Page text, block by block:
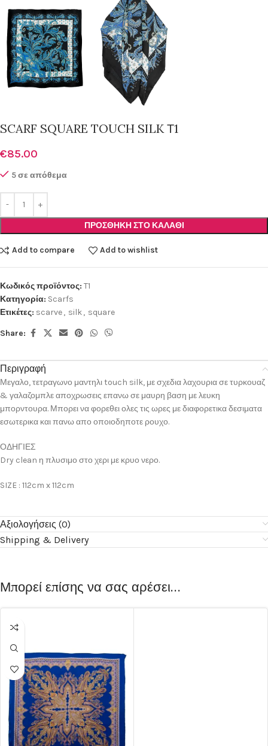
SCARF SQUARE TOUCH SILK Τ1
€85.00
5 σε απόθεμα
ΠΡΟΣΘΉΚΗ ΣΤΟ ΚΑΛΆΘΙ
Add to compare Add to wishlist
Κωδικός προϊόντος: T1
Κατηγορία: Scarfs
Ετικέτες: scarve, silk, square
Share:
Περιγραφή
Μεγαλο, τετραγωνο μαντηλι touch silk, με σχεδια λαχουρια σε τυρκουαζ
& γαλαζομπλε αποχρωσεις επανω σε μαυρη βαση με λευκη
μπορντουρα. Μπορει να φορεθει ολες τις ωρες με διαφορετικα δεσιματα
εσωτερικα και πανω απο οποιοδηποτε ρουχο.
ΟΔΗΓΙΕΣ
Dry clean η πλυσιμο στο χερι με κρυο νερο.
SIZE : 112cm x 112cm
Αξιολογήσεις (0)
Shipping & Delivery
Μπορεί επίσης να σας αρέσει…